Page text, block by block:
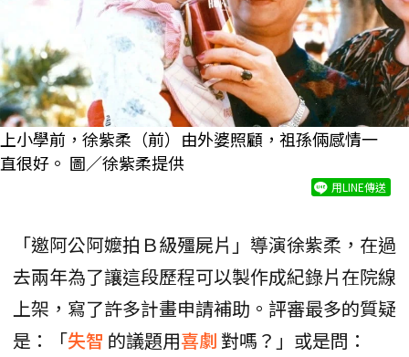
上小學前，徐紫柔（前）由外婆照顧，祖孫倆感情一
直很好。 圖／徐紫柔提供
用LINE傳送
「邀阿公阿嬤拍Ｂ級殭屍片」導演徐紫柔，在過
去兩年為了讓這段歷程可以製作成紀錄片在院線
上架，寫了許多計畫申請補助。評審最多的質疑
是：「失智 的議題用喜劇 對嗎？」或是問：